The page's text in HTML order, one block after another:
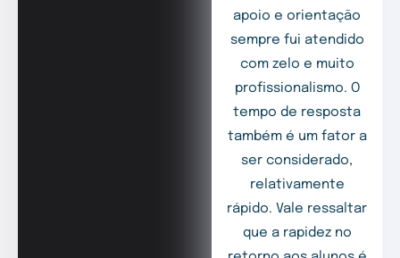
apoio e orientação
sempre fui atendido
com zelo e muito
profissionalismo. O
tempo de resposta
também é um fator a
ser considerado,
relativamente
rápido. Vale ressaltar
que a rapidez no